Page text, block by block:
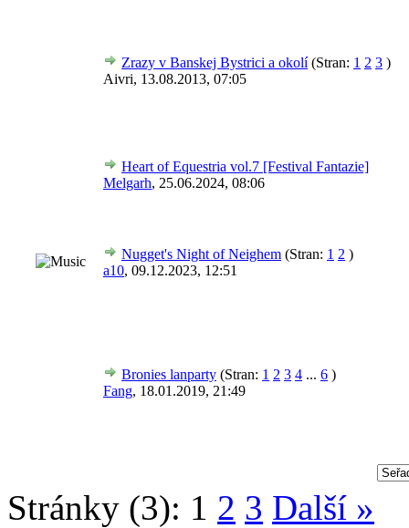
Zrazy v Banskej Bystrici a okolí (Stran: 1 2 3 )
Aivri, 13.08.2013, 07:05
Heart of Equestria vol.7 [Festival Fantazie]
Melgarh, 25.06.2024, 08:06
Nugget's Night of Neighem (Stran: 1 2 )
a10, 09.12.2023, 12:51
Bronies lanparty (Stran: 1 2 3 4 ... 6 )
Fang, 18.01.2019, 21:49
Stránky (3): 1 2 3 Další »